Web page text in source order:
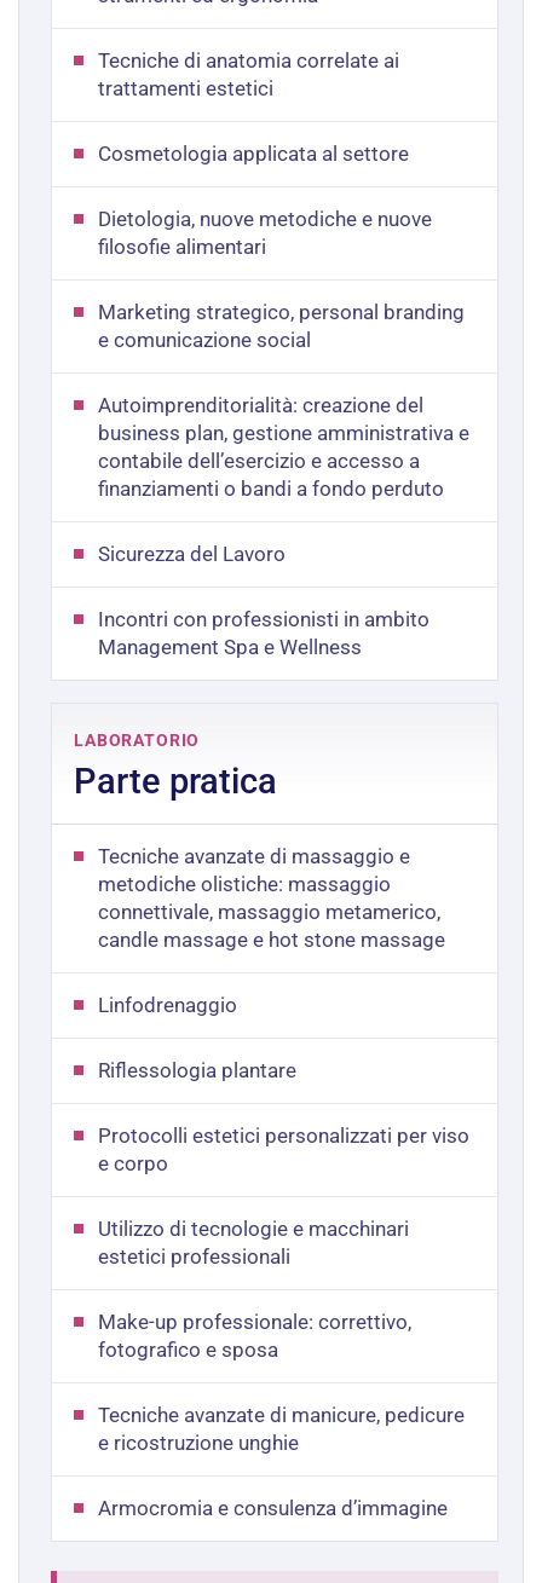
Tecniche di anatomia correlate ai
trattamenti estetici
Cosmetologia applicata al settore
Dietologia, nuove metodiche e nuove
filosofie alimentari
Marketing strategico, personal branding
e comunicazione social
Autoimprenditorialità: creazione del
business plan, gestione amministrativa e
contabile dell’esercizio e accesso a
finanziamenti o bandi a fondo perduto
Sicurezza del Lavoro
Incontri con professionisti in ambito
Management Spa e Wellness
LABORATORIO
Parte pratica
Tecniche avanzate di massaggio e
metodiche olistiche: massaggio
connettivale, massaggio metamerico,
candle massage e hot stone massage
Linfodrenaggio
Riflessologia plantare
Protocolli estetici personalizzati per viso
e corpo
Utilizzo di tecnologie e macchinari
estetici professionali
Make-up professionale: correttivo,
fotografico e sposa
Tecniche avanzate di manicure, pedicure
e ricostruzione unghie
Armocromia e consulenza d’immagine